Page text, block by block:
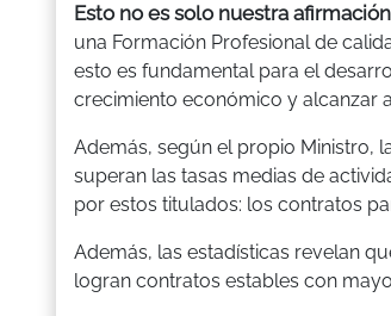
Esto no es solo nuestra
una Formación Profesional de
esto es fundamental para el
crecimiento económico y alcanzar
Además, según el propio Ministro,
superan las tasas medias de
por estos titulados: los contratos
Además, las estadísticas revelan
logran contratos estables con